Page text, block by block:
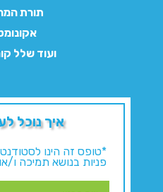
תורת
ועוד שלל
איך נוכל
*טופס זה הינו
פניות בנושא תמיכה ו/